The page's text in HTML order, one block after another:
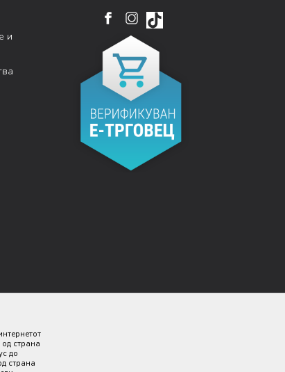
и
од страна
до
страна